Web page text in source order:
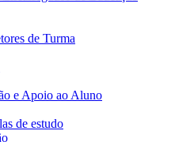
de Turma
e Apoio ao Aluno
de estudo